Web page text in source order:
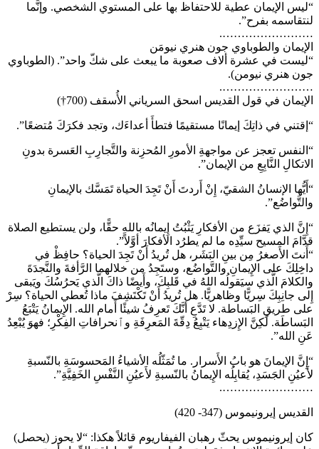
“ليس الإيمان عطية للاحتفاظ بها على المستوي الشخصي. وإنَّما
لنتقاسمه بفرح”.
…………………….
الإيمان والطوباوي جون هنري نيومَن
“ليست في عشرة ألاف صعوبة ما يبعث على شكّ واحد”. (الطوباوي
جون هنري نيومن).
…………………….
الإيمان في قول القديس اسحق السرياني الأُسقف (700†)
“إقتني في ذاتِكَ إيمانًا مستقيمًا فتطأَ أعداءَك، وتجد فكرَكَ مُتضعًا”.
“النفس تعجز عن مواجهةِ الأمورِ المُحزِنة والتَّجارِبِ العَسرة بدونِ
الاتكالِ النَّابِعِ من الإيمان”.
“أَيُّها الإنسانُ الشقيّ، إِنْ أَردتَ أَنْ تَجِدَ الحياة تَمَسَّك بالإيمانِ
والتَّواضُع”.
“إِنَّ الذي يَفزَع من الأفكارِ يَثْبُتُ إِيمانُه باللهِ حقًّا، ولن يستطيع الصلاة
قدَّامَ المسيح سيِّدِه ما لم يطرُد الأفكارَ أوَّلاً”.
“أَنتَ الأَصغرُ مِن بينِ البَشَر، هل تُريدُ أَنْ تَجِدَ الحياة؟ حافِظْ في
داخِلِكَ على الإِيمانِ والتَّواضُع، وستَجِدُ من خلالهما الرَّأفةَ والنَّجدَةَ
والكلامَ الَّذي سيَقولُه اللهُ في قَلبِكَ، وأَيضًا ذاكَ الَّذي يَحرُسُكَ ويَبقى
إِلى جانِبِكَ سِريًّا وظاهريًّا. هل تُريدُ أَنْ تَكْتَشِفَ ماذا تُعطي الحياة؟ سِرْ
على طريقِ البَساطة. لا تَدَّعِ أنَّكَ تَعرِفُ شيئًا أَمام الله. الإِيمانُ يَتْبَعُ
البَساطَة. لَكِنَّ الإِزدِهاء يَتْبِعُ دِقّةَ المَعرِفَةِ وٱنحرافاتِ الفِكْرِ؛ فهوَ يُبْعِدُ
عَنِ الله”.
“إِنَّ الإيمانَ هو بابُ الأَسرار. ما تُمَثّلُه الأشياءُ المَحسوسَةِ بالنّسبةِ
لأَعيُنِ الجَسَدِ، يُقابِلُه الإِيمانُ بالنّسبةِ لأَعيُنِ النَّفْسِ الخَفِيَّةِ”.
…………………….
القديس إيرونيموس (347- 420)
كان إيرونيموس يحثّ رهبان الفيفاريوم قائلاً هكذا: “لا يحوز (يحصل)